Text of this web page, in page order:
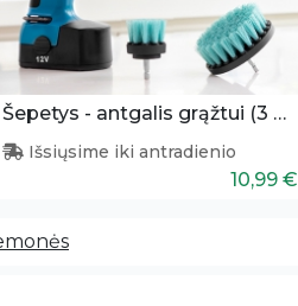
Šepetys - antgalis grąžtui (3 dalys)
Išsiųsime iki antradienio
10,99 €